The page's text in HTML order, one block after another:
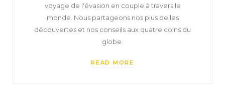
voyage de l'évasion en couple à travers le
monde. Nous partageons nos plus belles
découvertes et nos conseils aux quatre coins du
globe.
READ MORE